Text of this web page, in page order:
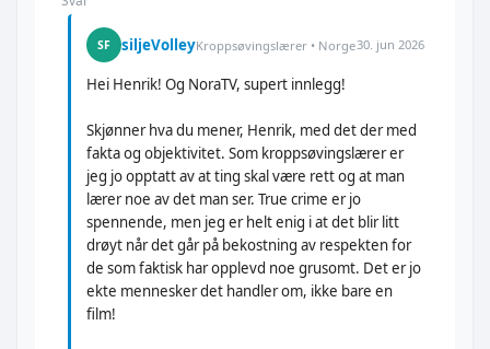
SF siljeVolleyKroppsøvingslærer • Norge30. jun 2026
Hei Henrik! Og NoraTV, supert innlegg!
Skjønner hva du mener, Henrik, med det der med
fakta og objektivitet. Som kroppsøvingslærer er
jeg jo opptatt av at ting skal være rett og at man
lærer noe av det man ser. True crime er jo
spennende, men jeg er helt enig i at det blir litt
drøyt når det går på bekostning av respekten for
de som faktisk har opplevd noe grusomt. Det er jo
ekte mennesker det handler om, ikke bare en
film!